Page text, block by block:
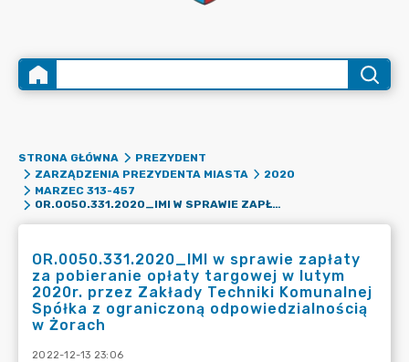
STRONA GŁÓWNA
PREZYDENT
ZARZĄDZENIA PREZYDENTA MIASTA
2020
MARZEC 313-457
OR.0050.331.2020_IMI W SPRAWIE ZAPŁATY ZA POBIERANIE OPŁATY TARGOWEJ W LUTYM 2020R. PRZEZ ZAKŁADY TECHNIKI KOMUNALNEJ SPÓŁKA Z OGRANICZONĄ ODPOWIEDZIALNOŚCIĄ W ŻORACH
OR.0050.331.2020_IMI w sprawie zapłaty
za pobieranie opłaty targowej w lutym
2020r. przez Zakłady Techniki Komunalnej
Spółka z ograniczoną odpowiedzialnością
w Żorach
2022-12-13 23:06